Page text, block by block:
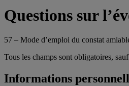
Questions sur
57 – Mode d’emploi du constat
Tous les champs sont obligatoires,
Informations